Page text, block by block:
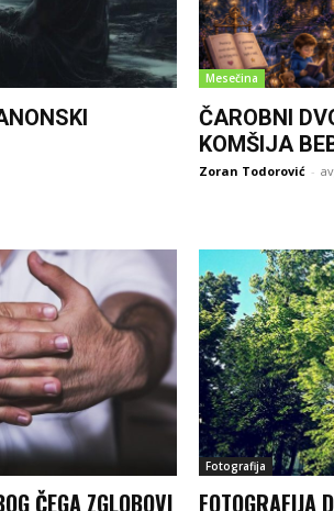
Mesečina
ČAROBNI
KOMŠIJA
Zoran Todorović -
ČEGA ZGLOBOVI
Fotografija
FOTOGRAFIJA